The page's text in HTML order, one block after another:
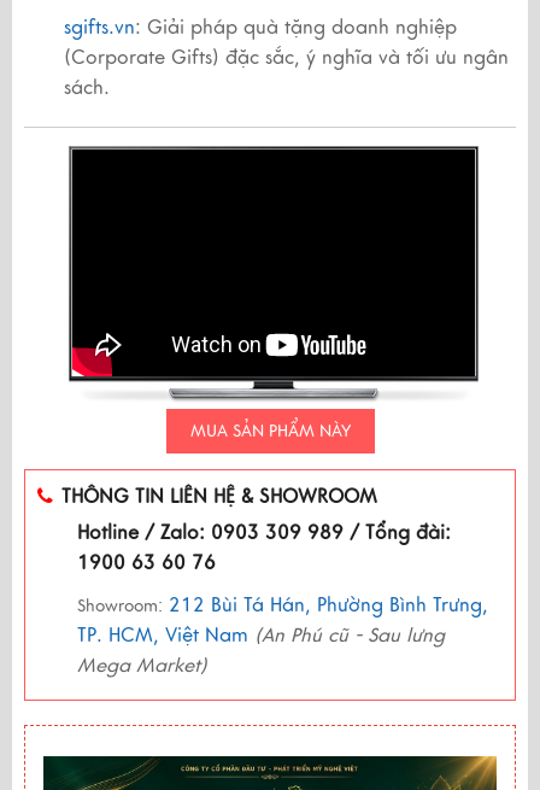
sgifts.vn: Giải pháp quà tặng doanh nghiệp
(Corporate Gifts) đặc sắc, ý nghĩa và tối ưu ngân
sách.
MUA SẢN PHẨM NÀY
THÔNG TIN LIÊN HỆ & SHOWROOM
Hotline / Zalo: 0903 309 989 / Tổng đài:
1900 63 60 76
Showroom: 212 Bùi Tá Hán, Phường Bình Trưng,
TP. HCM, Việt Nam (An Phú cũ - Sau lưng
Mega Market)